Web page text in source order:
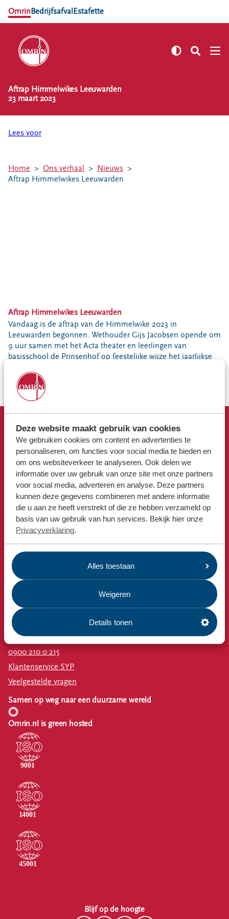
Deze website maakt gebruik van cookies
We gebruiken cookies om content en advertenties te
personaliseren, om functies voor social media te bieden en
om ons websiteverkeer te analyseren. Ook delen we
informatie over uw gebruik van onze site met onze partners
voor social media, adverteren en analyse. Deze partners
kunnen deze gegevens combineren met andere informatie
die u aan ze heeft verstrekt of die ze hebben verzameld op
basis van uw gebruik van hun services. Bekijk hier onze
Privacyverklaring.
Alles toestaan
Weigeren
Details tonen
OmrinBedrijfsafval Estafette
NL EN
Zelf regelen
Afvalkalender
Milieustraten
Hier werken we aan
Ecopark De Wierde
Reststoffen Energie Centrale
Contact
Storing, klacht of vraag
Klantenservice SYP
VeeIgestelde vragen
Pers
Locaties
Voor gemeenten
Voor leveranciers en bezoekers
Aftrap Himmelwikes Leeuwarden
23 maart 2023
Lees voor
Home Ons verhaal
Nieuws
Aftrap Himmelwikes Leeuwarden
Aftrap Himmelwikes Leeuwarden
Vandaag is de aftrap van de Himmelwike 2023 in
Leeuwarden begonnen. Wethouder Gijs Jacobsen opende om
9 uur samen met het Acta theater en leerlingen van
basisschool de Prinsenhof op feestelijke wijze het jaarlijkse
ruim 3000 kinderen mee van 34 scholen.
Snel naar
Afvalkalender
Omrin Afvalapp
Milieustraat
Afspraak milieustraat
Afval aanmelden
Bekijk ook
Nieuws
Emissiecijfers
Omrin Bedrijfsafval
Estafette recyclewinkels
Vacatures
Contact
Ma-vr 08:00 - 17:00 uur
0900 210 0 215
Klantenservice SYP
Veelgestelde vragen
Samen op weg naar een duurzame wereld
Omrin.nl is green hosted
Blijf op de hoogte